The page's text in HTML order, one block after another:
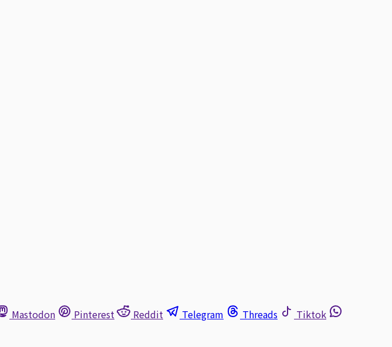
Mastodon Pinterest Reddit Telegram Threads
Tiktok